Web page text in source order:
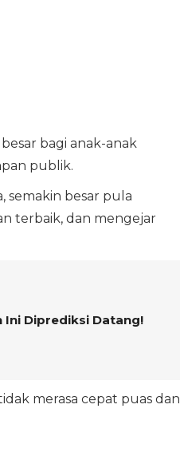
bagi anak-anak
publik.
semakin besar pula
terbaik, dan mengejar
Ini Diprediksi Datang!
merasa cepat puas dan